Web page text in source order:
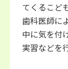
てくるこど
歯科医師に
中に気を付
実習などを